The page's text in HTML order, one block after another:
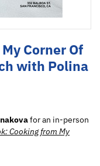
Corner Of
with Polina
for an in-person
Cooking from My